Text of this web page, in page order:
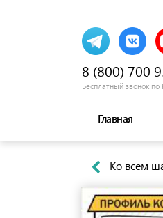
8 (800) 700
Бесплатный звонок по
Главная
Ко всем